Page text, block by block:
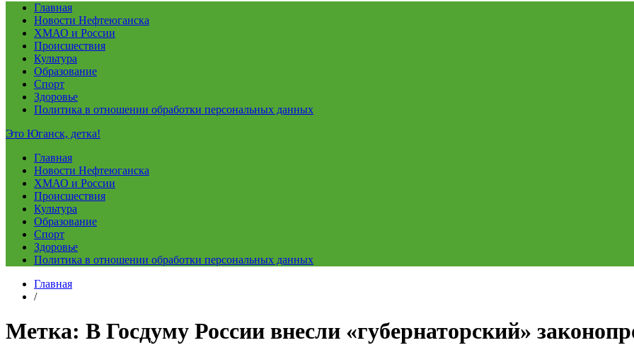
Главная
Новости Нефтеюганска
ХМАО и России
Происшествия
Культура
Образование
Спорт
Здоровье
Политика в отношении обработки персональных данных
Это Юганск, детка!
Главная
Новости Нефтеюганска
ХМАО и России
Происшествия
Культура
Образование
Спорт
Здоровье
Политика в отношении обработки персональных данных
Главная
/
Метка: В Госдуму России внесли «губернаторский»